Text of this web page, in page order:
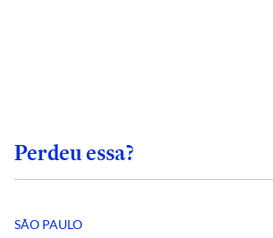
Perdeu essa?
SÃO PAULO